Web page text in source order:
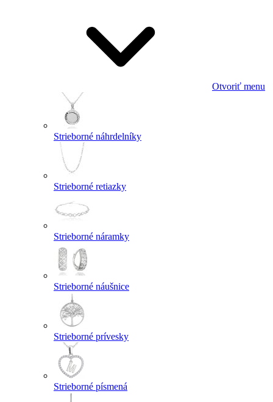
Otvoriť menu
Strieborné náhrdelníky
Strieborné retiazky
Strieborné náramky
Strieborné náušnice
Strieborné prívesky
Strieborné písmená